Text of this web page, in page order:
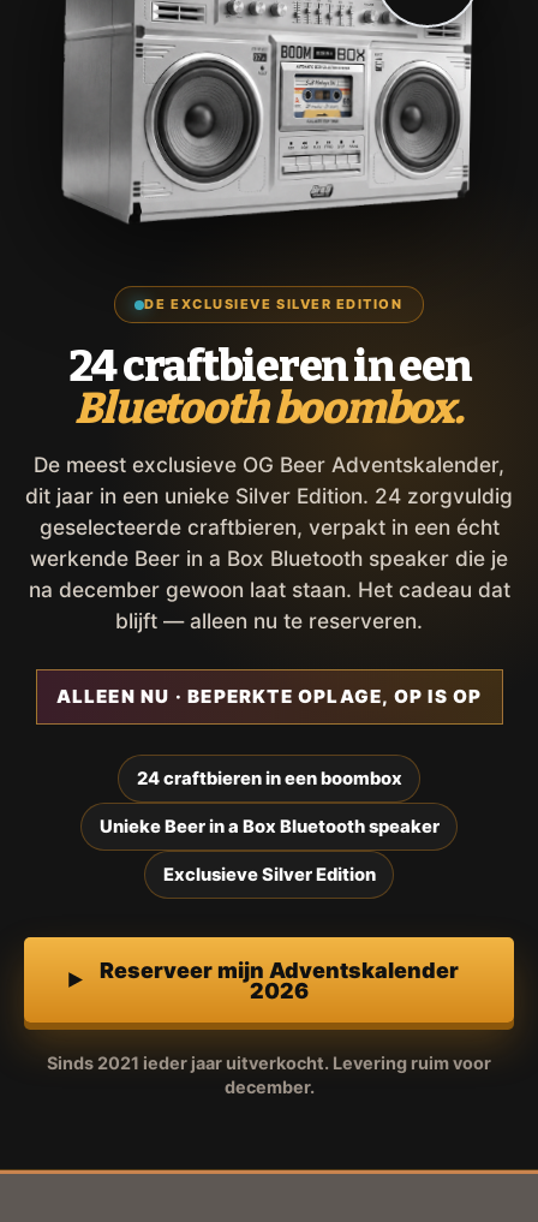
DE EXCLUSIEVE SILVER EDITION
24 craftbieren in een
Bluetooth boombox.
De meest exclusieve OG Beer Adventskalender,
dit jaar in een unieke Silver Edition. 24 zorgvuldig
geselecteerde craftbieren, verpakt in een écht
werkende Beer in a Box Bluetooth speaker die je
na december gewoon laat staan. Het cadeau dat
blijft — alleen nu te reserveren.
ALLEEN NU · BEPERKTE OPLAGE, OP IS OP
24 craftbieren in een boombox
Unieke Beer in a Box Bluetooth speaker
Exclusieve Silver Edition
Reserveer mijn Adventskalender
2026
Sinds 2021 ieder jaar uitverkocht. Levering ruim voor
december.